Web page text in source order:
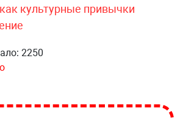
культурные привычки
2250